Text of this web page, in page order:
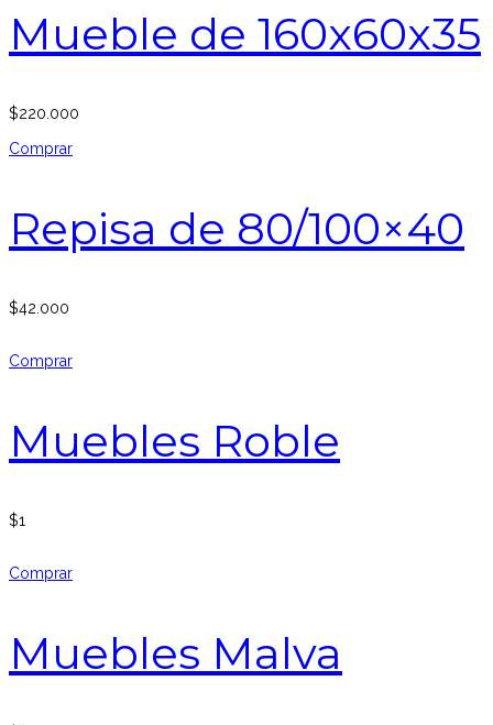
Mueble de 160x60x35
$220.000
Comprar
Repisa de 80/100×40
$42.000
Comprar
Muebles Roble
$1
Comprar
Muebles Malva